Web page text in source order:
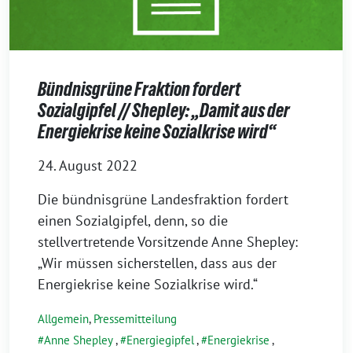
Bündnisgrüne Fraktion fordert
Sozialgipfel // Shepley: „Damit aus der
Energiekrise keine Sozialkrise wird“
24. August 2022
Die bündnisgrüne Landesfraktion fordert
einen Sozialgipfel, denn, so die
stellvertretende Vorsitzende Anne Shepley:
„Wir müssen sicherstellen, dass aus der
Energiekrise keine Sozialkrise wird.“
Allgemein, Pressemitteilung
Anne Shepley, Energiegipfel, Energiekrise ,